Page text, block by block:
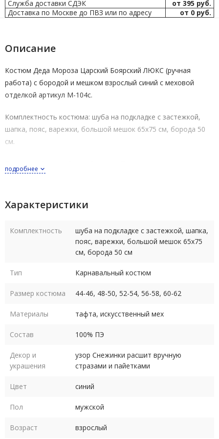
Служба доставки СДЭК
от 395 руб.
Доставка по Москве до ПВЗ или по адресу
от 0 руб.
Описание
Костюм Деда Мороза Царский Боярский ЛЮКС (ручная
работа) с бородой и мешком взрослый синий с меховой
отделкой артикул М-104с.
Комплектность костюма: шуба на подкладке с застежкой,
шапка, пояс, варежки, большой мешок 65х75 см, борода 50
см.
«липучку». Модель воротника шубы - Боярский.
Шуба Деда Мороза декорирована узором
серебристой лентой.
длиной 50 см на резинке (материал - синтетическое волокно,
имитирующее натуральные волосы - 100% полиэстер).
Материалы: тафта, белый искусственный мех.
Костюм выпускается в размерах: 44-46, 48-50, 52-54, 56-58,
60-62 (размеры российские полномерные).
подробнее
Характеристики
Комплектность
шуба на подкладке с застежкой, шапка,
пояс, варежки, большой мешок 65х75
см, борода 50 см
Тип Карнавальный костюм
Размер костюма 44-46, 48-50, 52-54, 56-58, 60-62
Материалы тафта, искусственный мех
Состав 100% ПЭ
Декор и
украшения
узор Снежинки расшит вручную
стразами и пайетками
Цвет синий
Пол мужской
Возраст взрослый